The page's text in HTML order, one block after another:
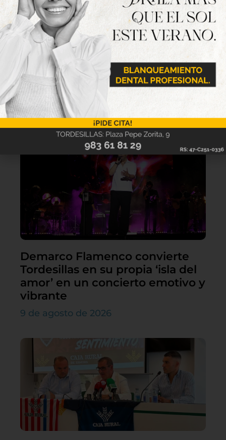
Lo último
Demarco Flamenco convierte
Tordesillas en su propia ‘isla del
amor’ en un concierto emotivo y
vibrante
9 de agosto de 2026